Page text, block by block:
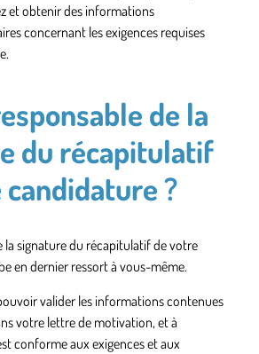
et obtenir des informations
concernant les exigences requises
de la
du récapitulatif
?
la signature du récapitulatif de votre
en dernier ressort à vous-même.
valider les informations contenues
votre lettre de motivation, et à
conforme aux exigences et aux